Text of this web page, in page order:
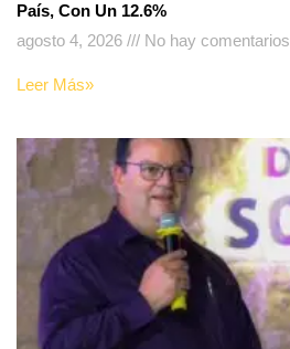
País, Con Un 12.6%
agosto 4, 2026
No hay comentarios
Leer Más»